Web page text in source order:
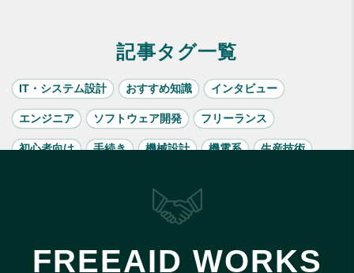
記事タグ一覧
IT・システム設計 おすすめ知識 インタビュー
エンジニア ソフトウェア開発 フリーランス
初心者向け 手続き 機械設計 機電系 生産技術
FREEAID WORKS